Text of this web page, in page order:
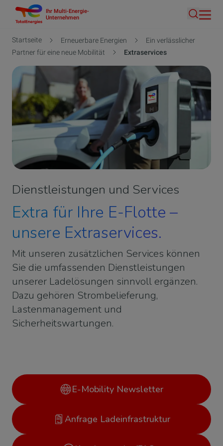
Inhalt
Ihr Multi-Energie-
Unternehmen
Suche
Pfadnavigation
Startseite Erneuerbare Energien
Ein verlässlicher
Partner für eine neue Mobilität
Extraservices
Extra für Ihre E-Flotte –
unsere Extraservices.
Dienstleistungen und Services
Mit unseren zusätzlichen Services können
Sie die umfassenden Dienstleistungen
unserer Ladelösungen sinnvoll ergänzen.
Dazu gehören Strombelieferung,
Lastenmanagement und
Sicherheitswartungen.
E-Mobility Newsletter
Anfrage Ladeinfrastruktur